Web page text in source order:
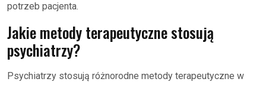
potrzeb pacjenta.
Jakie metody terapeutyczne stosują
psychiatrzy?
Psychiatrzy stosują różnorodne metody terapeutyczne w